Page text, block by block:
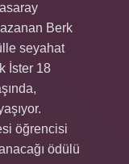
Berk
seyahat
İster 18
öğrencisi
ödülü